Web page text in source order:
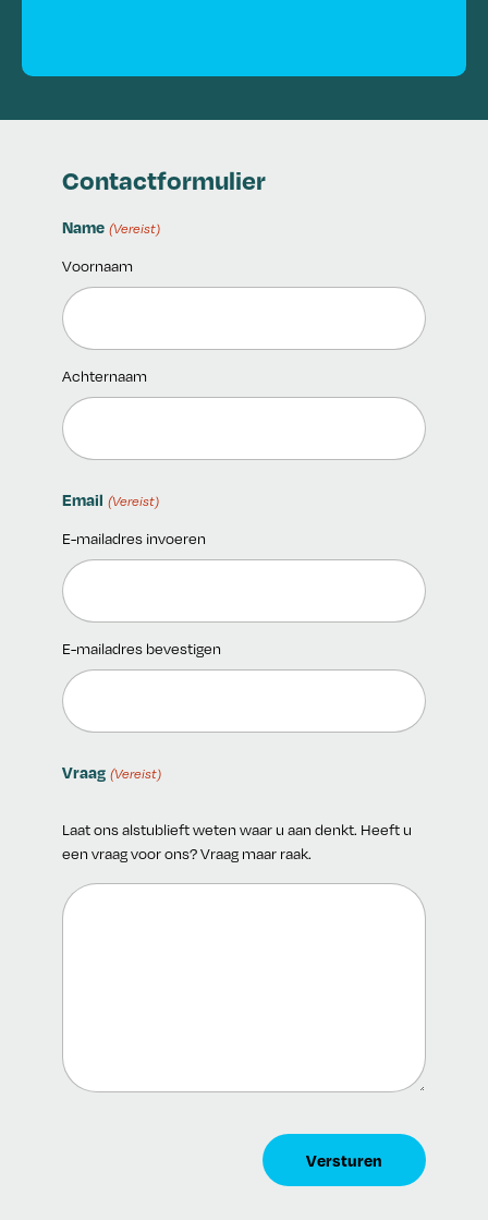
Contactformulier
Name (Vereist)
Voornaam
Achternaam
Email (Vereist)
E-mailadres invoeren
E-mailadres bevestigen
Vraag (Vereist)
Laat ons alstublieft weten waar u aan denkt. Heeft u
een vraag voor ons? Vraag maar raak.
Versturen